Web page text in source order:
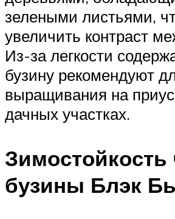
зелеными листьями,
увеличить контраст
Из-за легкости
бузину рекомендуют
выращивания на
дачных участках.
Зимостойкость
бузины Блэк